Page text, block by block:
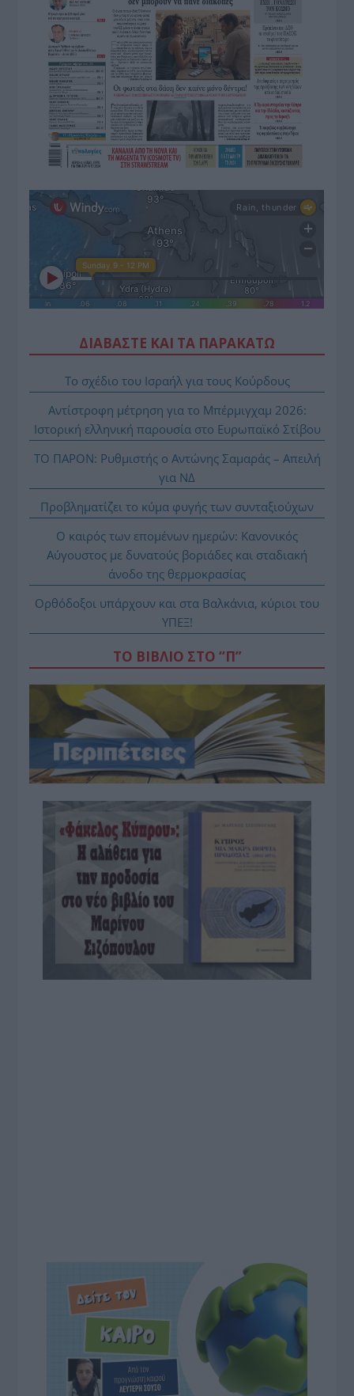
ΔΙΑΒΑΣΤΕ ΚΑΙ ΤΑ ΠΑΡΑΚΑΤΩ
Το σχέδιο του Ισραήλ για τους Κούρδους
Αντίστροφη μέτρηση για το Μπέρμιγχαμ 2026:
Ιστορική ελληνική παρουσία στο Ευρωπαϊκό Στίβου
ΤΟ ΠΑΡΟΝ: Ρυθμιστής ο Αντώνης Σαμαράς – Απειλή
για ΝΔ
Προβληματίζει το κύμα φυγής των συνταξιούχων
Ο καιρός των επομένων ημερών: Κανονικός
Αύγουστος με δυνατούς βοριάδες και σταδιακή
άνοδο της θερμοκρασίας
Ορθόδοξοι υπάρχουν και στα Βαλκάνια, κύριοι του
ΥΠΕΞ!
ΤΟ ΒΙΒΛΙΟ ΣΤΟ “Π”